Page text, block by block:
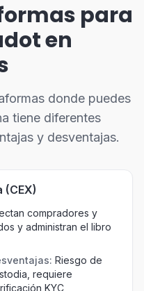
para
en
donde puedes
tiene diferentes
y desventajas.
compradores y
y administran el libro
: Riesgo de
requiere
KYC